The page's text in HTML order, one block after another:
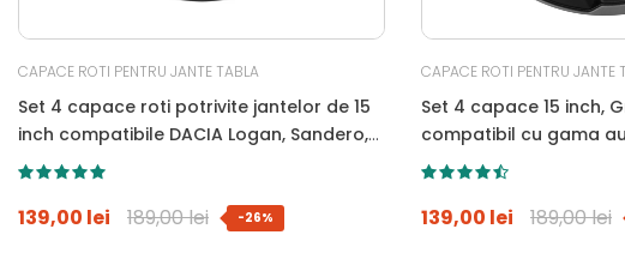
CAPACE ROTI PENTRU JANTE TABLA
Set 4 capace roti potrivite jantelor de 15
inch compatibile DACIA Logan, Sandero,
Duster, Dokker, Model-340
139,00 lei 189,00 lei -26%
CAPACE ROTI PENTRU JANTE
Set 4 capace 15 inch,
compatibil cu gama
139,00 lei 189,00 lei